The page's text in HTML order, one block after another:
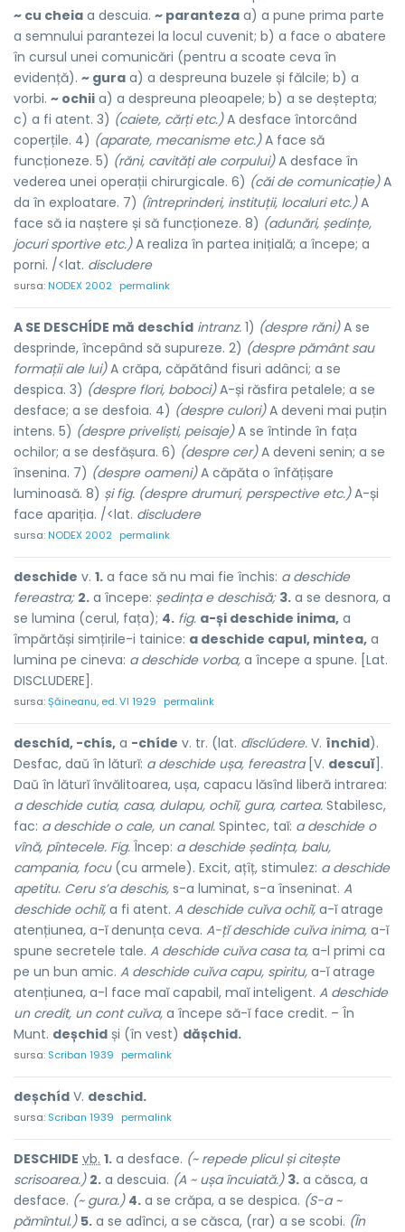
~ cu cheia a descuia. ~ paranteza a) a pune prima parte
a semnului parantezei la locul cuvenit; b) a face o abatere
în cursul unei comunicări (pentru a scoate ceva în
evidență). ~ gura a) a despreuna buzele și fălcile; b) a
vorbi. ~ ochii a) a despreuna pleoapele; b) a se deștepta;
c) a fi atent. 3) (caiete, cărți etc.)A desface întorcând
coperțile. 4) (aparate, mecanisme etc.)A face să
funcționeze. 5) (răni, cavități ale corpului)A desface în
vederea unei operații chirurgicale. 6) (căi de comunicație)A
da în exploatare. 7) (întreprinderi, instituții, localuri etc.)A
face să ia naștere și să funcționeze. 8) (adunări, ședințe,
jocuri sportive etc.)A realiza în partea inițială; a începe; a
porni. /<lat. discludere
sursa:NODEX 2002 permalink
A SE DESCHÍDE mă deschíd intranz. 1) (despre răni)A se
desprinde, începând să supureze. 2) (despre pământ sau
formații ale lui)A crăpa, căpătând fisuri adânci; a se
despica. 3) (despre flori, boboci)A-și răsfira petalele; a se
desface; a se desfoia. 4) (despre culori)A deveni mai puțin
intens. 5) (despre priveliști, peisaje)A se întinde în fața
ochilor; a se desfășura. 6) (despre cer)A deveni senin; a se
însenina. 7) (despre oameni)A căpăta o înfățișare
luminoasă. 8) și fig. (despre drumuri, perspective etc.)A-și
face apariția. /<lat. discludere
sursa:NODEX 2002 permalink
deschide v. 1. a face să nu mai fie închis: a deschide
fereastra; 2. a începe: ședința e deschisă; 3. a se desnora, a
se lumina (cerul, fața); 4. fig. a-și deschide inima, a
împărtăși simțirile-i tainice: a deschide capul, mintea, a
lumina pe cineva: a deschide vorba, a începe a spune. [Lat.
DISCLUDERE].
sursa:Șăineanu, ed. VI 1929 permalink
deschíd, -chís, a -chíde v. tr. (lat. dĭsclúdere. V. închid).
Desfac, daŭ în lăturĭ: a deschide ușa, fereastra[V. descuĭ ].
Daŭ în lăturĭ învălitoarea, ușa, capacu lăsînd liberă intrarea:
a deschide cutia, casa, dulapu, ochiĭ, gura, cartea. Stabilesc,
fac: a deschide o cale, un canal. Spintec, taĭ: a deschide o
vînă, pîntecele. Fig. Încep: a deschide ședința, balu,
campania, focu(cu armele). Excit, ațîț, stimulez: a deschide
apetitu. Ceru s’a deschis, s-a luminat, s-a înseninat. A
deschide ochiĭ, a fi atent. A deschide cuĭva ochiĭ, a-ĭ atrage
atențiunea, a-ĭ denunța ceva. A-țĭ deschide cuĭva inima, a-ĭ
spune secretele tale. A deschide cuĭva casa ta, a-l primi ca
pe un bun amic. A deschide cuĭva capu, spiritu, a-ĭ atrage
atențiunea, a-l face maĭ capabil, maĭ inteligent. A deschide
un credit, un cont cuĭva, a începe să-ĭ face credit. – În
Munt. deșchid și (în vest) dășchid.
sursa: Scriban 1939 permalink
deșchíd V. deschid.
sursa: Scriban 1939 permalink
DESCHIDE vb. 1. a desface. (~ repede plicul și citește
scrisoarea.) 2. a descuia. (A ~ ușa încuiată.) 3. a căsca, a
desface. (~ gura.) 4. a se crăpa, a se despica. (S-a ~
pămîntul.) 5. a se adînci, a se căsca, (rar) a se scobi. (În